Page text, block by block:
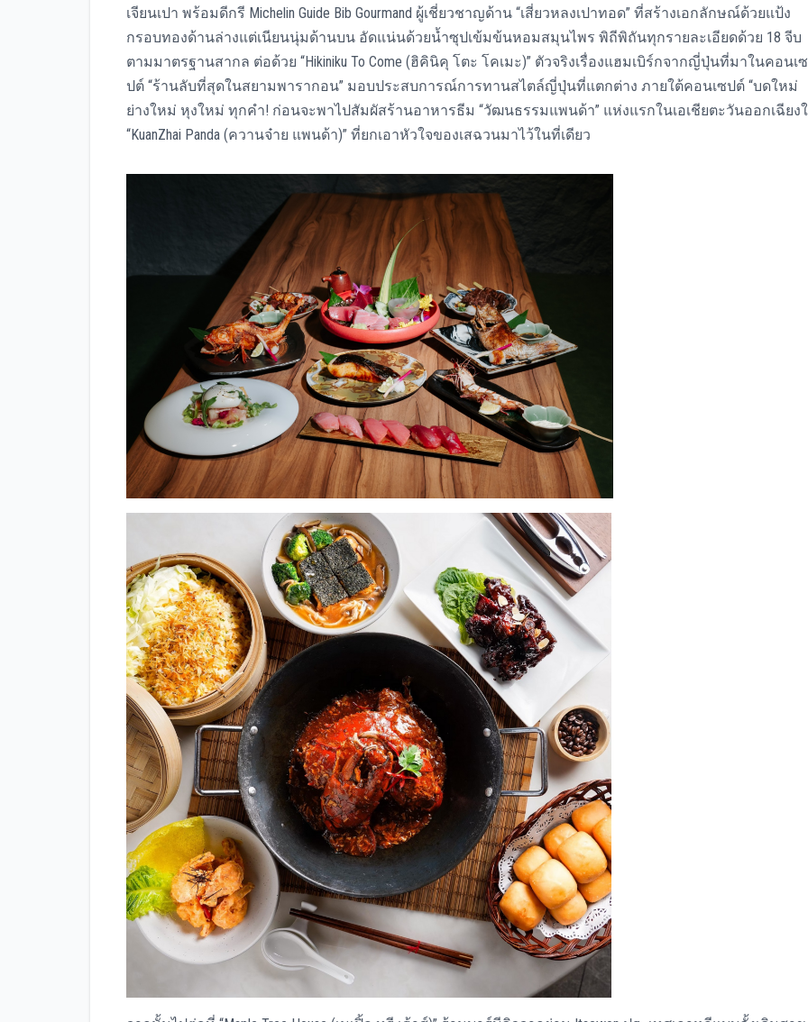
เจียนเปา พร้อมดีกรี Michelin Guide Bib Gourmand ผู้เชี่ยวชาญด้าน “เสี่ยวหลงเปาทอด” ที่สร้างเอกลักษณ์ด้วยแป้ง
กรอบทองด้านล่างแต่เนียนนุ่มด้านบน อัดแน่นด้วยน้ำซุปเข้มข้นหอมสมุนไพร พิถีพิถันทุกรายละเอียดด้วย 18 จีบ
ตามมาตรฐานสากล ต่อด้วย “Hikiniku To Come (ฮิคินิคุ โตะ โคเมะ)” ตัวจริงเรื่องแฮมเบิร์กจากญี่ปุ่นที่มาในคอนเซ
ปต์ “ร้านลับที่สุดในสยามพารากอน” มอบประสบการณ์การทานสไตล์ญี่ปุ่นที่แตกต่าง ภายใต้คอนเซปต์ “บดใหม่
ย่างใหม่ หุงใหม่ ทุกคำ! ก่อนจะพาไปสัมผัสร้านอาหารธีม “วัฒนธรรมแพนด้า” แห่งแรกในเอเชียตะวันออกเฉียง
“KuanZhai Panda (ควานจ๋าย แพนด้า)” ที่ยกเอาหัวใจของเสฉวนมาไว้ในที่เดียว